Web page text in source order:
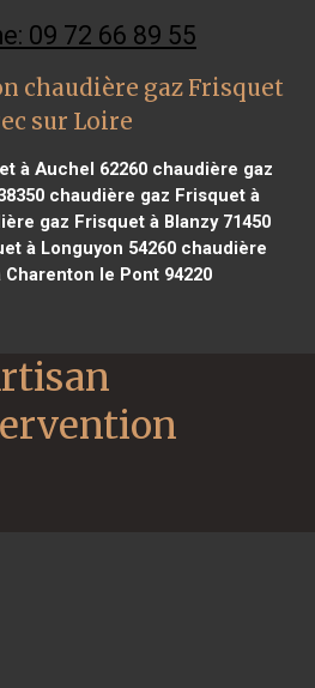
09 72 66 89 55
chaudière gaz Frisquet
sur Loire
à Auchel 62260 chaudière gaz
chaudière gaz Frisquet à
gaz Frisquet à Blanzy 71450
à Longuyon 54260 chaudière
le Pont 94220